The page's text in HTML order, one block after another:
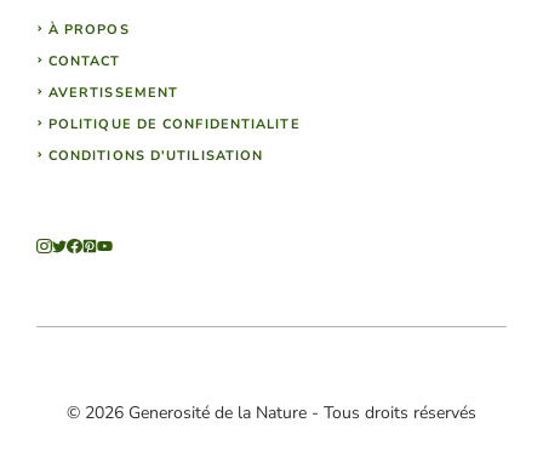
À PROPOS
CONTACT
AVERTISSEMENT
POLITIQUE DE CONFIDENTIALITE
CONDITIONS D'UTILISATION
© 2026 Generosité de la Nature - Tous droits réservés